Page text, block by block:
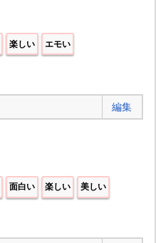
楽しい エモい
編集
面白い 楽しい 美しい